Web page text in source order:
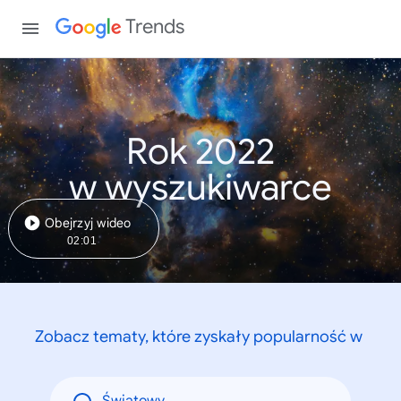
Trends
Rok 2022
w wyszukiwarce
Obejrzyj wideo
02:01
Zobacz tematy, które zyskały popularność w